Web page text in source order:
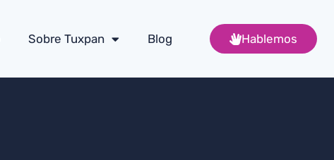
Sobre Tuxpan Blog Hablemos